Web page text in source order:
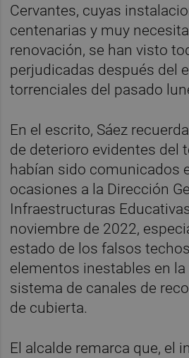
Cervantes, cuyas
centenarias y muy
renovación, se han visto
perjudicadas después del
torrenciales del pasado
En el escrito, Sáez
de deterioro evidentes del
habían sido comunicados
ocasiones a la Dirección
Infraestructuras
noviembre de 2022,
estado de los falsos
elementos inestables en la
sistema de canales de
de cubierta.
El alcalde remarca que, el